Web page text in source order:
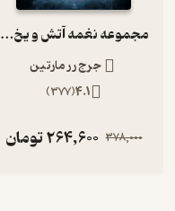
مجموعه نغمه آتش و یخ، بازی تاج و تخت (بخش اول) جلد 1
جرج ر ر مارتین
4.1
(
377
)
378,000
264,600تومان